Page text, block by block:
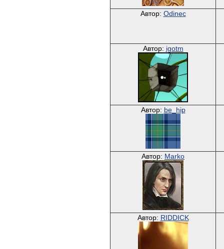
Автор: Odinec
Автор: igotm
Автор: be_hip
Автор: Marko
Автор: RIDDICK